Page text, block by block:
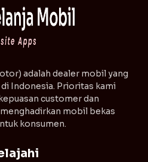
adalah dealer mobil yang
Indonesia. Prioritas kami
customer dan
mobil bekas
konsumen.